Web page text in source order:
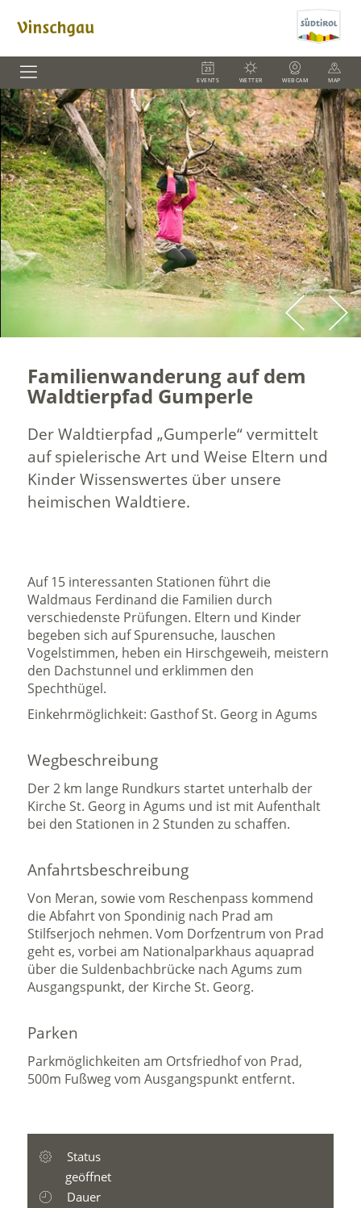
EVENTS WETTER WEBCAM MAP
Familienwanderung auf dem
Waldtierpfad Gumperle
Der Waldtierpfad „Gumperle“ vermittelt
auf spielerische Art und Weise Eltern und
Kinder Wissenswertes über unsere
heimischen Waldtiere.
Auf 15 interessanten Stationen führt die
Waldmaus Ferdinand die Familien durch
verschiedenste Prüfungen. Eltern und Kinder
begeben sich auf Spurensuche, lauschen
Vogelstimmen, heben ein Hirschgeweih, meistern
den Dachstunnel und erklimmen den
Spechthügel.
Einkehrmöglichkeit: Gasthof St. Georg in Agums
Wegbeschreibung
Der 2 km lange Rundkurs startet unterhalb der
Kirche St. Georg in Agums und ist mit Aufenthalt
bei den Stationen in 2 Stunden zu schaffen.
Anfahrtsbeschreibung
Von Meran, sowie vom Reschenpass kommend
die Abfahrt von Spondinig nach Prad am
Stilfserjoch nehmen. Vom Dorfzentrum von Prad
geht es, vorbei am Nationalparkhaus aquaprad
über die Suldenbachbrücke nach Agums zum
Ausgangspunkt, der Kirche St. Georg.
Parken
Parkmöglichkeiten am Ortsfriedhof von Prad,
500m Fußweg vom Ausgangspunkt entfernt.
Status
geöffnet
Dauer